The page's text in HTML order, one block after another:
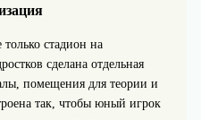
стадион на
сделана отдельная
помещения для теории и
так, чтобы юный игрок